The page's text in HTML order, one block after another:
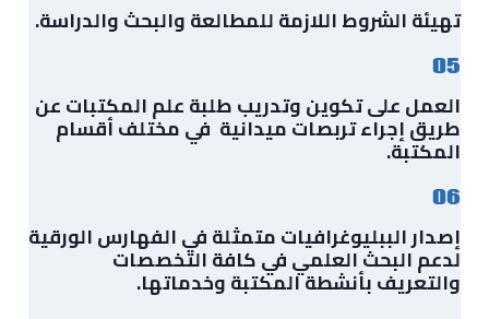
تهيئة الشروط اللازمة للمطالعة والبحث والدراسة.
05
العمل على تكوين وتدريب طلبة علم المكتبات عن
طريق إجراء تربصات ميدانية في مختلف أقسام
المكتبة.
06
إصدار الببليوغرافيات متمثلة في الفهارس الورقية
لدعم البحث العلمي في كافة التخصصات
والتعريف بأنشطة المكتبة وخدماتها.